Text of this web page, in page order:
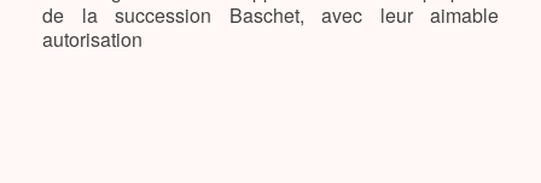
de la succession Baschet, avec leur aimable
autorisation